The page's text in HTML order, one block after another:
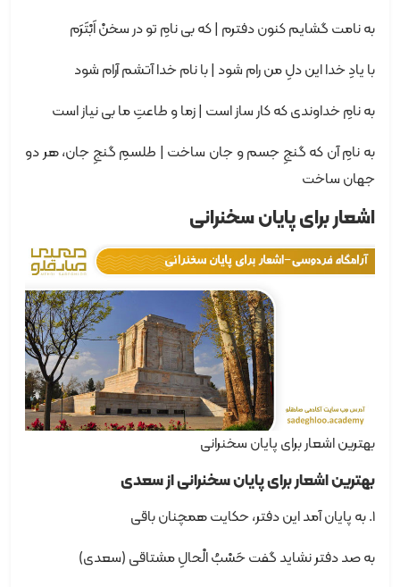
به نامت گشایم کنون دفترم | که بی نامِ تو در سخنْ اَبْتَرَم
با یادِ خدا این دلِ من رام شود | با نام خدا آتشم آرام شود
به نامِ خداوندی که کار ساز است | زما و طاعتِ ما بی نیاز است
به نامِ آن که گنجِ جسم و جان ساخت | طلسمِ گنجِ جان، هر دو
جهان ساخت
اشعار برای پایان سخنرانی
بهترین اشعار برای پایان سخنرانی
بهترین اشعار برای پایان سخنرانی از سعدی
1. به پایان آمد این دفتر، حکایت همچنان باقی
به صد دفتر نشاید گفت حَسْبُ الْحالِ مشتاقی (سعدی)